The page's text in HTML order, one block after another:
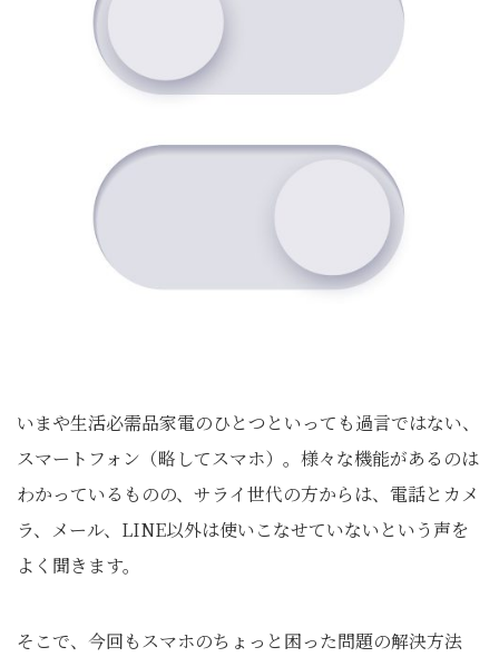
いまや生活必需品家電のひとつといっても過言ではない、
スマートフォン（略してスマホ）。様々な機能があるのは
わかっているものの、サライ世代の方からは、電話とカメ
ラ、メール、LINE以外は使いこなせていないという声を
よく聞きます。
そこで、今回もスマホのちょっと困った問題の解決方法